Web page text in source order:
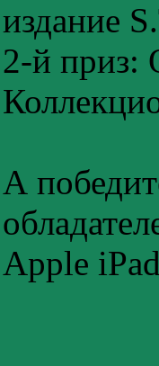
издание
2-й приз:
А
Apple